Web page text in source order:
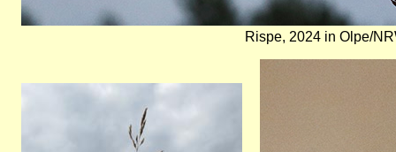
Rispe, 2024 in Olpe/